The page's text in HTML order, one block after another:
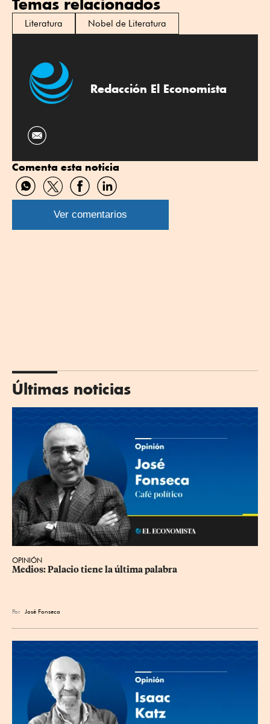
Temas relacionados
Literatura Nobel de Literatura
Redacción El Economista
Comenta esta noticia
Compartir
por
WhatsApp
Compartir
por
Twitter
Compartir
por
Facebook
Compartir
por
Linkedin
Ver comentarios
Últimas noticias
OPINIÓN
Medios: Palacio tiene la última palabra
Por José Fonseca